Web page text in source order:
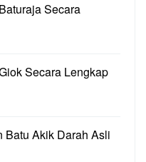
Secara
Secara Lengkap
Batu Akik Darah Asli